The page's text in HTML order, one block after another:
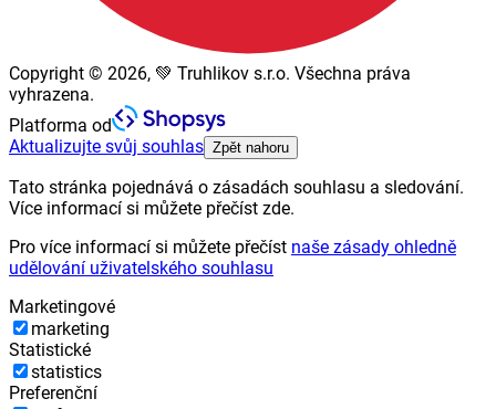
Copyright © 2026, 💚 Truhlikov s.r.o. Všechna práva
vyhrazena.
Platforma od
Aktualizujte svůj souhlas Zpět nahoru
Tato stránka pojednává o zásadách souhlasu a sledování.
Více informací si můžete přečíst zde.
Pro více informací si můžete přečíst naše zásady ohledně
udělování uživatelského souhlasu
Marketingové
marketing
Statistické
statistics
Preferenční